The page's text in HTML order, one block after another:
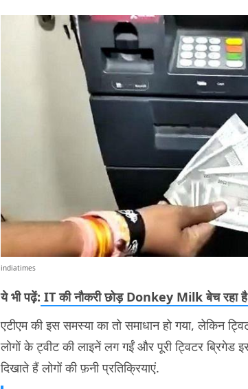
indiatimes
ये भी पढ़ें: IT की नौकरी छोड़ Donkey Milk बेच रहा
एटीएम की इस समस्या का तो समाधान हो गया, लेकिन
लोगों के ट्वीट की लाइनें लग गईं और पूरी ट्विटर
दिखाते हैं लोगों की फ़नी प्रतिक्रियाएं.